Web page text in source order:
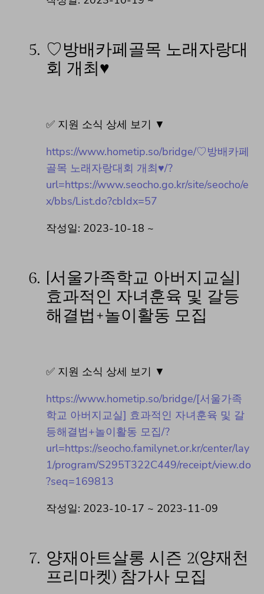
5. ♡방배카페골목 노래자랑대
회 개최♥
✅ 지원 소식 상세 보기 ▼
https://www.hometip.so/bridge/♡방배카페
골목 노래자랑대회 개최♥/?
url=https://www.seocho.go.kr/site/seocho/e
x/bbs/List.do?cbIdx=57
작성일: 2023-10-18 ~
6. [서울가족학교 아버지교실]
효과적인 자녀훈육 및 갈등
해결법+놀이활동 모집
✅ 지원 소식 상세 보기 ▼
https://www.hometip.so/bridge/[서울가족
학교 아버지교실] 효과적인 자녀훈육 및 갈
등해결법+놀이활동 모집/?
url=https://seocho.familynet.or.kr/center/lay
1/program/S295T322C449/receipt/view.do
?seq=169813
작성일: 2023-10-17 ~ 2023-11-09
7. 양재아트살롱 시즌 2(양재천
프리마켓) 참가사 모집